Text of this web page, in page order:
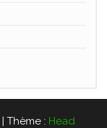
| Thème : Head